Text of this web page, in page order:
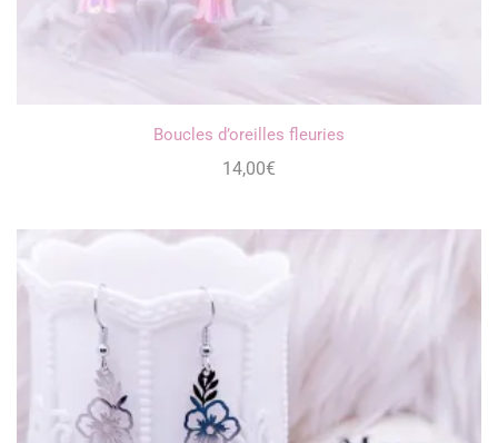
Boucles d’oreilles fleuries
14,00€